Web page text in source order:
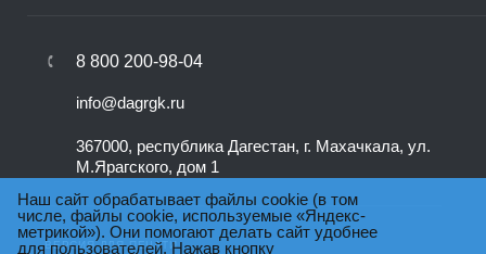
8 800 200-98-04
info@dagrgk.ru
367000, республика Дагестан, г. Махачкала, ул.
М.Ярагского, дом 1
ВЕРСИЯ ДЛЯ ПЕЧАТИ
Наш сайт обрабатывает файлы cookie (в том
числе, файлы cookie, используемые «Яндекс-
метрикой»). Они помогают делать сайт удобнее
для пользователей. Нажав кнопку